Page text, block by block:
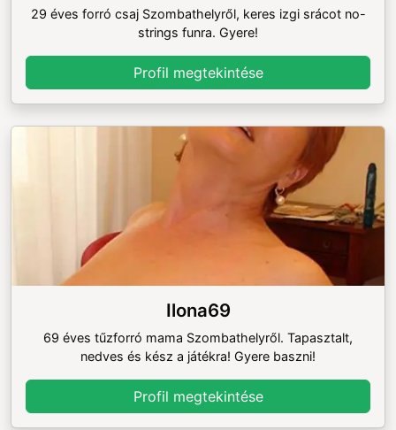
29 éves forró csaj Szombathelyről, keres izgi srácot no-
strings funra. Gyere!
Profil megtekintése
Ilona69
69 éves tűzforró mama Szombathelyről. Tapasztalt,
nedves és kész a játékra! Gyere baszni!
Profil megtekintése